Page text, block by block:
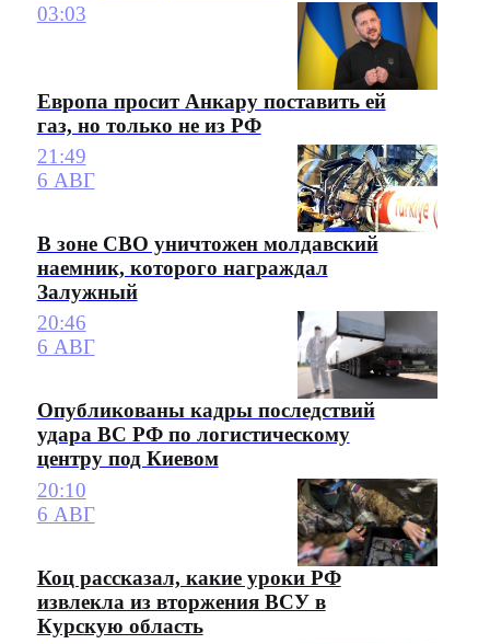
03:03
Европа просит Анкару поставить ей
газ, но только не из РФ
21:49
6 АВГ
В зоне СВО уничтожен молдавский
наемник, которого награждал
Залужный
20:46
6 АВГ
Опубликованы кадры последствий
удара ВС РФ по логистическому
центру под Киевом
20:10
6 АВГ
Коц рассказал, какие уроки РФ
извлекла из вторжения ВСУ в
Курскую область